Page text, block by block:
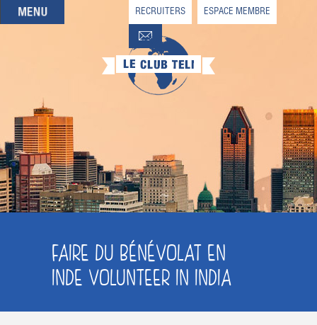
QUI SOMMES-NOUS
QUE CHERCHEZ-VOUS ?
NOS OFFRES PARTENAIRES
DEVENIR MEMBRE
RECRUITERS ESPACE MEMBRE
FAIRE DU BÉNÉVOLAT EN
INDE VOLUNTEER IN INDIA